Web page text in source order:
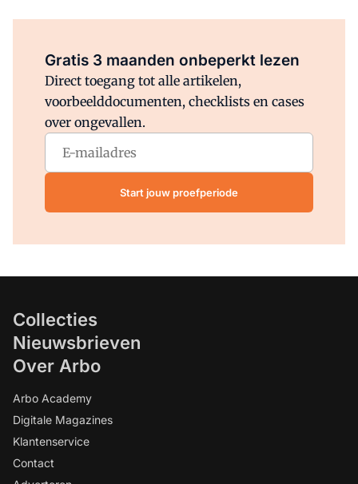
Gratis 3 maanden onbeperkt lezen
Direct toegang tot alle artikelen,
voorbeelddocumenten, checklists en cases
over ongevallen.
Start jouw proefperiode
Collecties
Nieuwsbrieven
Over Arbo
Arbo Academy
Digitale Magazines
Klantenservice
Contact